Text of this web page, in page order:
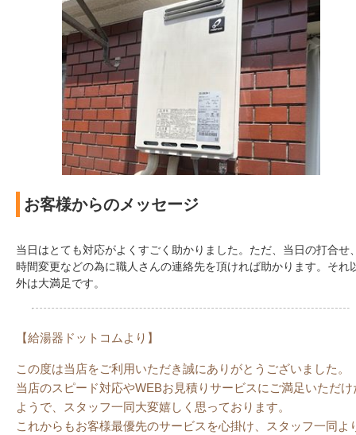
お客様からのメッセージ
当日はとても対応がよくすごく助かりました。ただ、当日の打合せ
時間変更などの為に職人さんの連絡先を頂ければ助かります。それ
外は大満足です。
【給湯器ドットコムより】
この度は当店をご利用いただき誠にありがとうございました。
当店のスピード対応やWEBお見積りサービスにご満足いただけ
ようで、スタッフ一同大変嬉しく思っております。
これからもお客様最優先のサービスを心掛け、スタッフ一同よ